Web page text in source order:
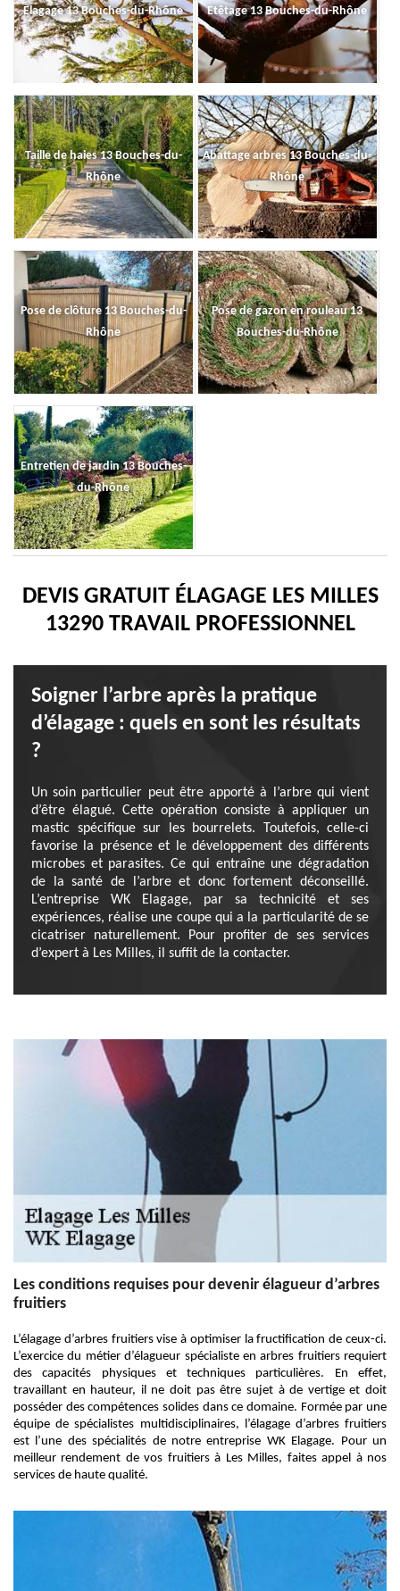
Elagage 13 Bouches-du-Rhône Etêtage 13 Bouches-du-Rhône
Taille de haies 13 Bouches-du-
Rhône
Abattage arbres 13 Bouches-du-
Rhône
Pose de clôture 13 Bouches-du-
Rhône
Pose de gazon en rouleau 13
Bouches-du-Rhône
Entretien de jardin 13 Bouches-
du-Rhône
DEVIS GRATUIT ÉLAGAGE LES MILLES
13290 TRAVAIL PROFESSIONNEL
Soigner l’arbre après la pratique
d’élagage : quels en sont les résultats
?
Un soin particulier peut être apporté à l’arbre qui vient
d’être élagué. Cette opération consiste à appliquer un
mastic spécifique sur les bourrelets. Toutefois, celle-ci
favorise la présence et le développement des différents
microbes et parasites. Ce qui entraîne une dégradation
de la santé de l’arbre et donc fortement déconseillé.
L’entreprise WK Elagage, par sa technicité et ses
expériences, réalise une coupe qui a la particularité de se
cicatriser naturellement. Pour profiter de ses services
d’expert à Les Milles, il suffit de la contacter.
Les conditions requises pour devenir élagueur d’arbres
fruitiers
L’élagage d’arbres fruitiers vise à optimiser la fructification de ceux-ci.
L’exercice du métier d’élagueur spécialiste en arbres fruitiers requiert
des capacités physiques et techniques particulières. En effet,
travaillant en hauteur, il ne doit pas être sujet à de vertige et doit
posséder des compétences solides dans ce domaine. Formée par une
équipe de spécialistes multidisciplinaires, l’élagage d’arbres fruitiers
est l’une des spécialités de notre entreprise WK Elagage. Pour un
meilleur rendement de vos fruitiers à Les Milles, faites appel à nos
services de haute qualité.